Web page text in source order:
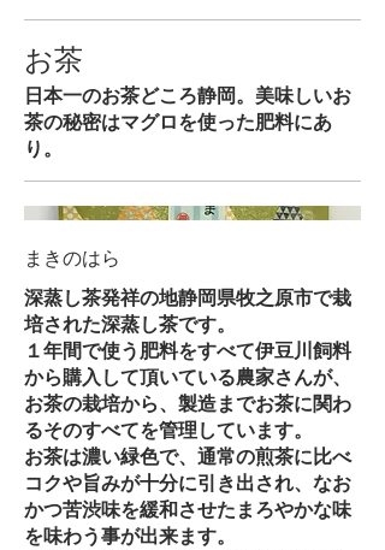
お茶
日本一のお茶どころ静岡。美味しいお
茶の秘密はマグロを使った肥料にあ
り。
まきのはら
深蒸し茶発祥の地静岡県牧之原市で栽
培された深蒸し茶です。
１年間で使う肥料をすべて伊豆川飼料
から購入して頂いている農家さんが、
お茶の栽培から、製造までお茶に関わ
るそのすべてを管理しています。
お茶は濃い緑色で、通常の煎茶に比べ
コクや旨みが十分に引き出され、なお
かつ苦渋味を緩和させたまろやかな味
を味わう事が出来ます。